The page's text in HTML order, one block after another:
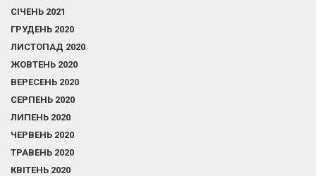
СІЧЕНЬ 2021
ГРУДЕНЬ 2020
ЛИСТОПАД 2020
ЖОВТЕНЬ 2020
ВЕРЕСЕНЬ 2020
СЕРПЕНЬ 2020
ЛИПЕНЬ 2020
ЧЕРВЕНЬ 2020
ТРАВЕНЬ 2020
КВІТЕНЬ 2020